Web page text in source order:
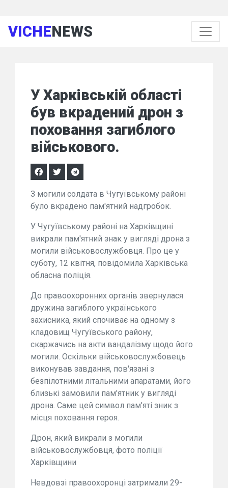
VICHENEWS
У Харківській області
був вкрадений дрон з
поховання загиблого
військового.
З могили солдата в Чугуївському районі
було вкрадено пам'ятний надгробок.
У Чугуївському районі на Харківщині
викрали пам'ятний знак у вигляді дрона з
могили військовослужбовця. Про це у
суботу, 12 квітня, повідомила Харківська
обласна поліція.
До правоохоронних органів звернулася
дружина загиблого українського
захисника, який спочиває на одному з
кладовищ Чугуївського району,
скаржачись на акти вандалізму щодо його
могили. Оскільки військовослужбовець
виконував завдання, пов'язані з
безпілотними літальними апаратами, його
близькі замовили пам'ятник у вигляді
дрона. Саме цей символ пам'яті зник з
місця поховання героя.
Дрон, який викрали з могили
військовослужбовця, фото поліції
Харківщини
Невдовзі правоохоронці затримали 29-